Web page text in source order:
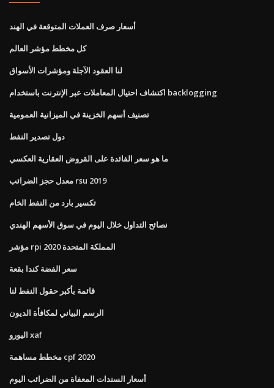
أسعار صرف العملات المتوقعة في الهند
كل مخطط مؤشر العالم
لنا العقود الآجلة ومؤشرات الأسواق
اكتشاف احتيال المعاملات عبر الإنترنت باستخدام backlogging
تصنيف أسهم الخزينة في الميزانية العمومية
دول تصدير النفط
ما هو سعر الفائدة على القروض العقارية العكسي
معدل حجز الضرائب rsu 2019
تكسير بارد من النفط الخام
نصائح التداول خلال اليوم في سوق الأسهم الهندي
مؤشر rpi 2020 المملكة المتحدة
سعر الفضة كندا بقعة
قائمة بأكبر حقول النفط لنا
الرسم البياني لمكافأة الديون
اليورو xaf
مخطط مساهمة cpf 2020
أسعار السندات المعفاة من الضرائب اليوم